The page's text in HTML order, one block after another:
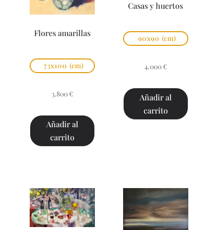
Flores amarillas
73x100 (cm)
3.800 €
Añadir al
carrito
Casas y huertos
90x90 (cm)
4.000 €
Añadir al
carrito